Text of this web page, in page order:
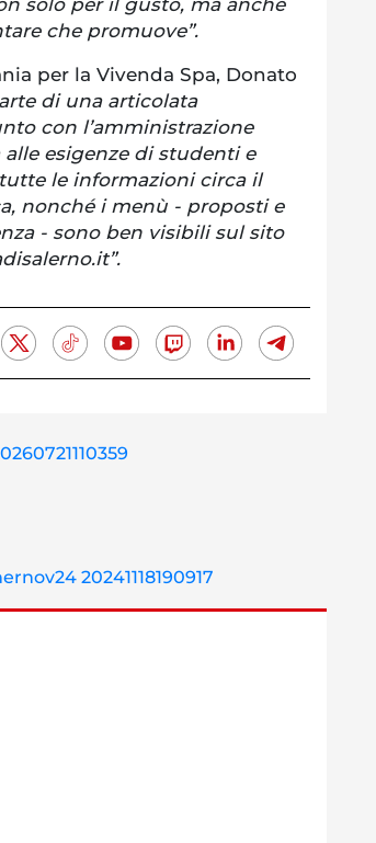
solo per il gusto, ma anche
che promuove”.
per la Vivenda Spa, Donato
di una articolata
con l’amministrazione
esigenze di studenti e
le informazioni circa il
nonché i menù - proposti e
- sono ben visibili sul sito